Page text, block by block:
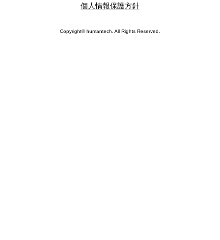
個人情報保護方針
Copyright© humantech. All Rights Reserved.